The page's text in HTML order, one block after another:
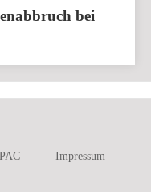
bei
Impressum